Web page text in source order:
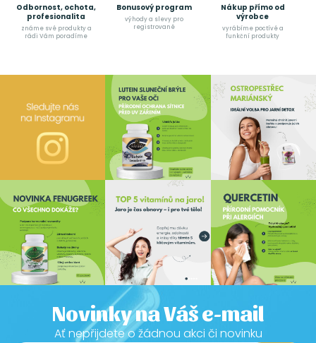
Odbornost, ochota,
profesionalita
známe své produkty a
rádi Vám poradíme
Bonusový program
výhody a slevy pro
registrované
Nákup přímo od
výrobce
vyrábíme poctívé a
funkční produkty
Novinky na Váš e-mail
Ať nepřijdete o žádnou akci či novinku